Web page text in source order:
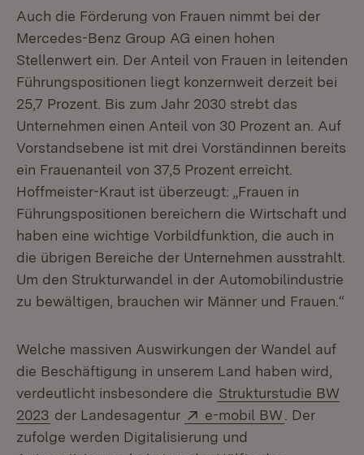
Auch die Förderung von Frauen nimmt bei der
Mercedes-Benz Group AG einen hohen
Stellenwert ein. Der Anteil von Frauen in leitenden
Führungspositionen liegt konzernweit derzeit bei
25,7 Prozent. Bis zum Jahr 2030 strebt das
Unternehmen einen Anteil von 30 Prozent an. Auf
Vorstandsebene ist mit drei Vorständinnen bereits
ein Frauenanteil von 37,5 Prozent erreicht.
Hoffmeister-Kraut ist überzeugt: „Frauen in
Führungspositionen bereichern die Wirtschaft und
haben eine wichtige Vorbildfunktion, die auch in
die übrigen Bereiche der Unternehmen ausstrahlt.
Um den Strukturwandel in der Automobilindustrie
zu bewältigen, brauchen wir Männer und Frauen.“
Welche massiven Auswirkungen der Wandel auf
die Beschäftigung in unserem Land haben wird,
verdeutlicht insbesondere die Strukturstudie BW
2023 der Landesagentur Extern:
e-mobil BW (Öffnet in
. Der
zufolge werden Digitalisierung und